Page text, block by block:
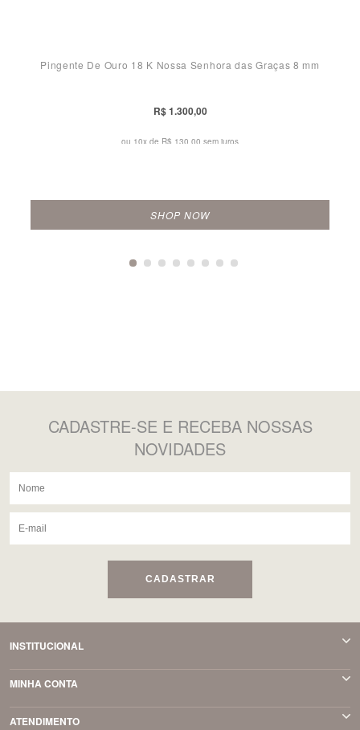
Pingente De Ouro 18 K Nossa Senhora das Graças 8 mm
R$ 1.300,00
ou 10x de R$ 130,00 sem juros
SHOP NOW
CADASTRE-SE E RECEBA NOSSAS
NOVIDADES
CADASTRAR
INSTITUCIONAL
MINHA CONTA
ATENDIMENTO